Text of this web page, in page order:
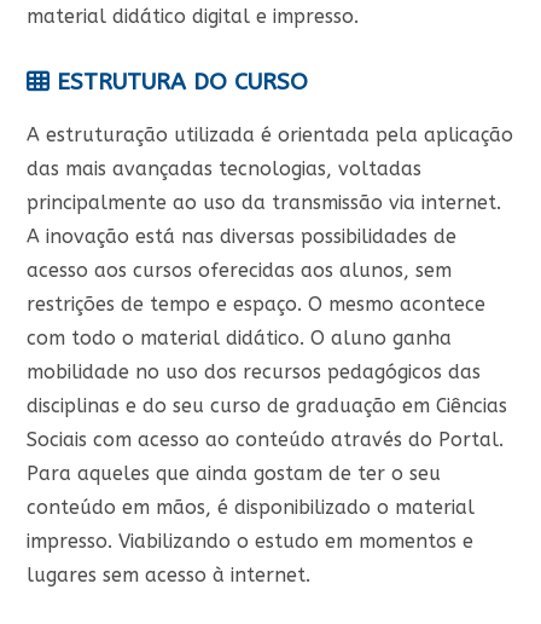
material didático digital e impresso.
ESTRUTURA DO CURSO
A estruturação utilizada é orientada pela aplicação
das mais avançadas tecnologias, voltadas
principalmente ao uso da transmissão via internet.
A inovação está nas diversas possibilidades de
acesso aos cursos oferecidas aos alunos, sem
restrições de tempo e espaço. O mesmo acontece
com todo o material didático. O aluno ganha
mobilidade no uso dos recursos pedagógicos das
disciplinas e do seu curso de graduação em Ciências
Sociais com acesso ao conteúdo através do Portal.
Para aqueles que ainda gostam de ter o seu
conteúdo em mãos, é disponibilizado o material
impresso. Viabilizando o estudo em momentos e
lugares sem acesso à internet.